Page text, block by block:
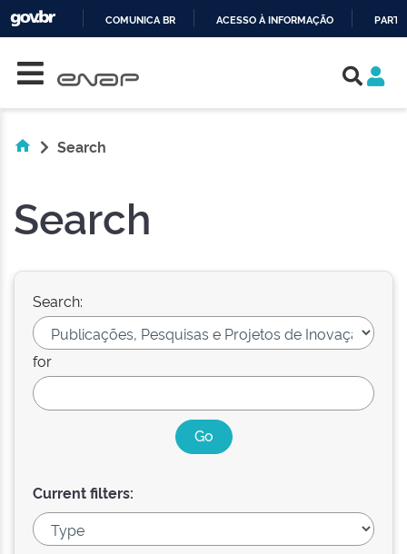
COMUNICA BR ACESSO À INFORMAÇÃO
Search
Search
Search:
for
Current filters: